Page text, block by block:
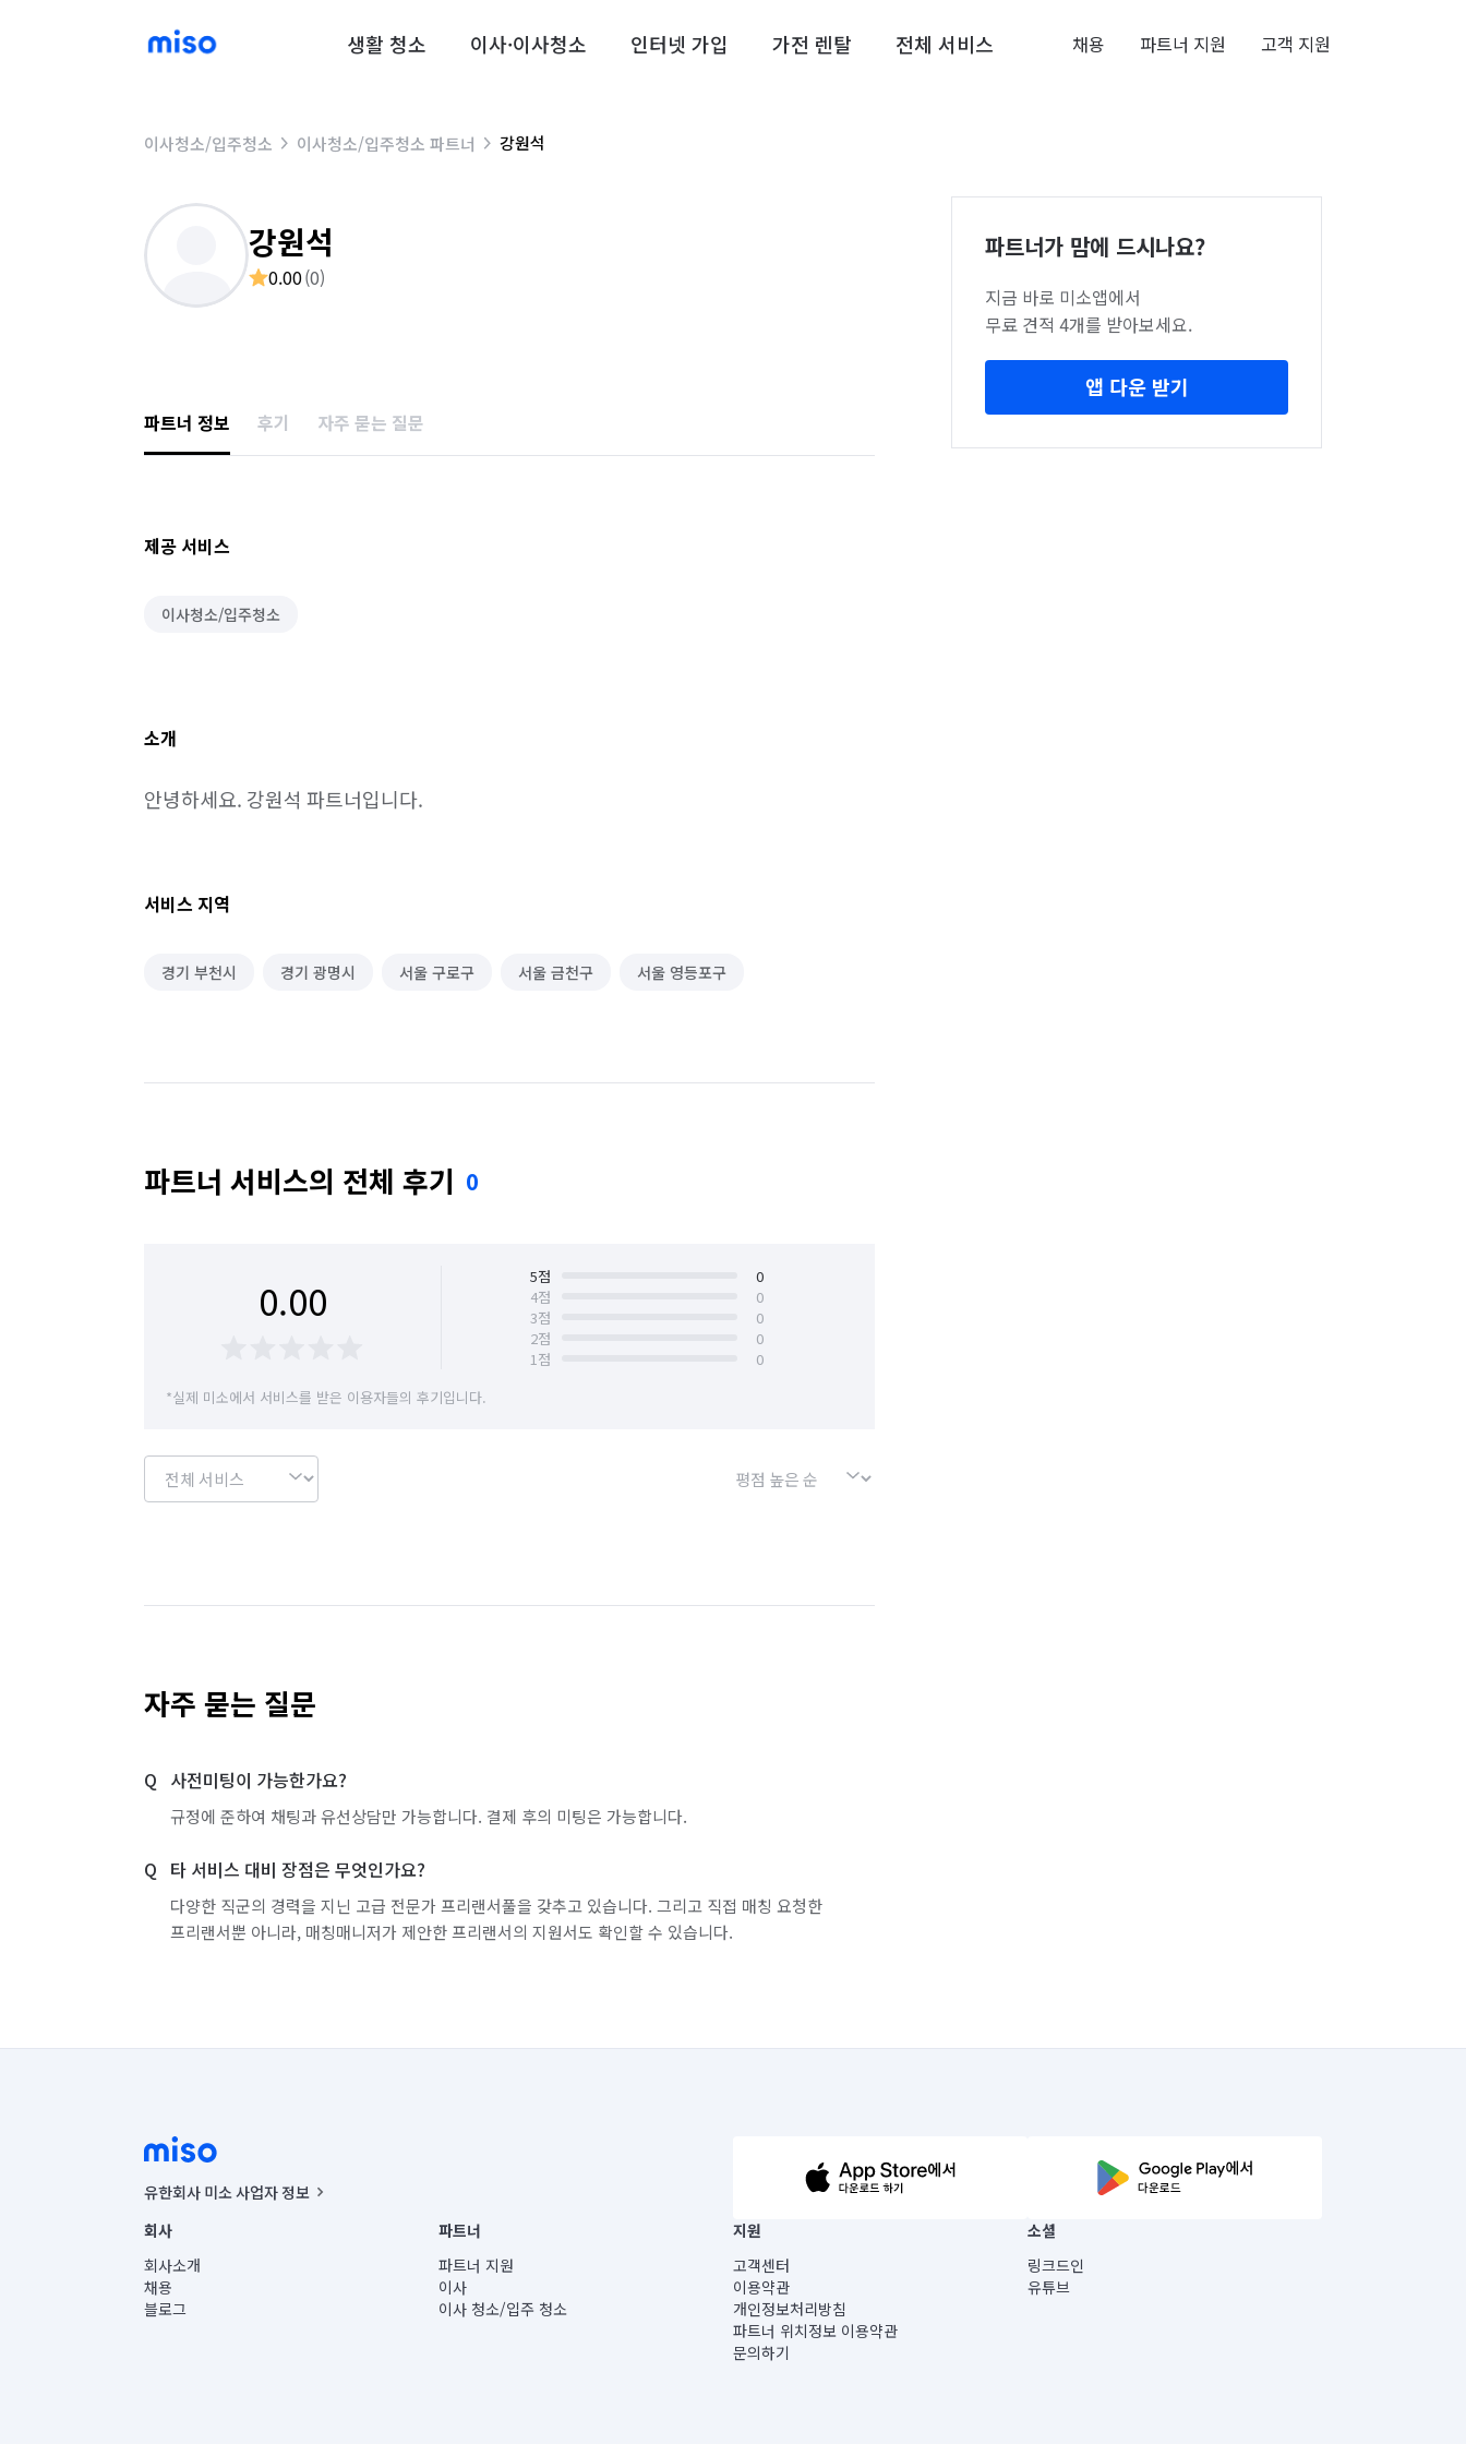
생활 청소 이사·이사청소 인터넷 가입 가전 렌탈 전체 서비스 채용 파트너 지원 고객 지원
이사청소/입주청소 이사청소/입주청소 파트너 강원석
강원석
0.00(0)
파트너 정보 후기 자주 묻는 질문
제공 서비스
이사청소/입주청소
소개
안녕하세요. 강원석 파트너입니다.
서비스 지역
경기 부천시 경기 광명시 서울 구로구 서울 금천구 서울 영등포구
파트너 서비스의 전체 후기 0
0.00 5점
0
4점
0
3점
0
2점
0
1점
0
*실제 미소에서 서비스를 받은 이용자들의 후기입니다.
자주 묻는 질문
사전미팅이 가능한가요?
규정에 준하여 채팅과 유선상담만 가능합니다. 결제 후의 미팅은 가능합니다.
타 서비스 대비 장점은 무엇인가요?
다양한 직군의 경력을 지닌 고급 전문가 프리랜서풀을 갖추고 있습니다. 그리고 직접 매칭 요청한
프리랜서뿐 아니라, 매칭매니저가 제안한 프리랜서의 지원서도 확인할 수 있습니다.
파트너가 맘에 드시나요?
지금 바로 미소앱에서
무료 견적 4개를 받아보세요.
앱 다운 받기
유한회사 미소 사업자 정보
사업자등록번호 : 291-87-00271 | 인허가번호 : 2016-3220163-14-5-00019 |
통신판매신고번호 : 2024-서울종로-1400(공정거래위원회 정보) |
대표이사 : CHING VICTOR COLUMBIA RHEE
주소 | 본사: 서울특별시 종로구 율곡로 6(중학동, 트윈트리빌딩) B동 5층
컨택센터 : 서울특별시 종로구 수송동 율곡로 24, 7층, 8층 미소
회사
회사소개
채용
블로그
파트너
파트너 지원
이사
이사 청소/입주 청소
지원
고객센터
이용약관
개인정보처리방침
파트너 위치정보 이용약관
문의하기
소셜
링크드인
유튜브